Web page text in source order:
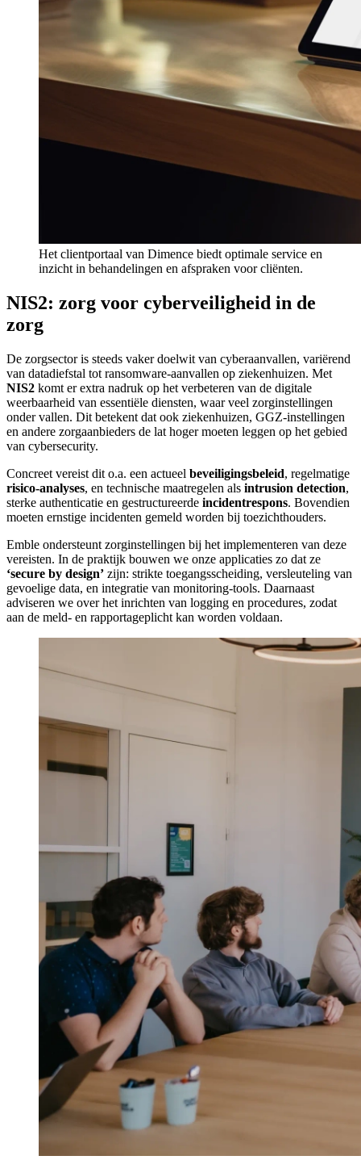
Het clientportaal van Dimence biedt optimale service en
inzicht in behandelingen en afspraken voor cliënten.
NIS2: zorg voor cyberveiligheid in de
zorg
De zorgsector is steeds vaker doelwit van cyberaanvallen, variërend
van datadiefstal tot ransomware-aanvallen op ziekenhuizen. Met
NIS2 komt er extra nadruk op het verbeteren van de digitale
weerbaarheid van essentiële diensten, waar veel zorginstellingen
onder vallen. Dit betekent dat ook ziekenhuizen, GGZ-instellingen
en andere zorgaanbieders de lat hoger moeten leggen op het gebied
van cybersecurity.
Concreet vereist dit o.a. een actueel beveiligingsbeleid, regelmatige
risico-analyses, en technische maatregelen als intrusion detection,
sterke authenticatie en gestructureerde incidentrespons. Bovendien
moeten ernstige incidenten gemeld worden bij toezichthouders.
Emble ondersteunt zorginstellingen bij het implementeren van deze
vereisten. In de praktijk bouwen we onze applicaties zo dat ze
‘secure by design’ zijn: strikte toegangsscheiding, versleuteling van
gevoelige data, en integratie van monitoring-tools. Daarnaast
adviseren we over het inrichten van logging en procedures, zodat
aan de meld- en rapportageplicht kan worden voldaan.